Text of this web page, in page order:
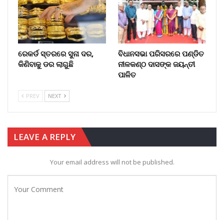
ରେକର୍ଡ ସ୍ତରରେ ସୁନା ଦର,
କିଣିବାକୁ ଡର ଲାଗୁଛି
ବିଧାନସଭା ପରିସରରେ ପଣ୍ଡିତ
ନୀଳକଣ୍ଠ ଦାସଙ୍କ ଜୟନ୍ତୀ
ପାଳିତ
PREV NEXT
LEAVE A REPLY
Your email address will not be published.